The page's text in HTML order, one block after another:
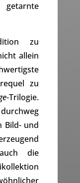
zu
allein
zu
-Trilogie.
Bild- und
die